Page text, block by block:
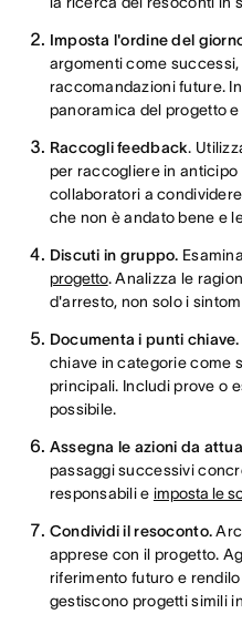
Imposta l'ordine del
argomenti come successi,
raccomandazioni future.
panoramica del progetto
Raccogli feedback.
per raccogliere in anticipo
collaboratori a
che non è andato bene e
Discuti in gruppo.
progetto. Analizza le
d'arresto, non solo i
Documenta i punti chiave.
chiave in categorie come
principali. Includi prove o
possibile.
Assegna le azioni da
passaggi successivi
responsabili e imposta le
Condividi il resoconto.
apprese con il progetto.
riferimento futuro e
gestiscono progetti simili